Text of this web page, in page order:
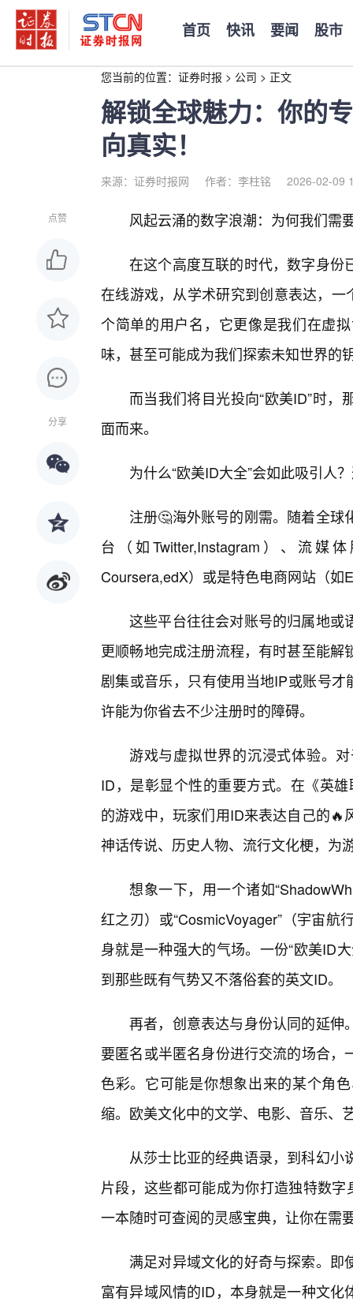
首页 快讯 要闻 股市
您当前的位置： 证券时报 > 公司 > 正文
解锁全球魅力：你的
向真实！
来源：证券时报网 作者：李柱铭 2026-02-09
点赞
分享
风起云涌的数字浪潮：为何我们需
在这个高度互联的时代，数字身份
在线游戏，从学术研究到创意表达，
个简单的用户名，它更像是我们在虚
味，甚至可能成为我们探索未知世界的
而当我们将目光投向“欧美ID”时
面而来。
为什么“欧美ID大全”会如此吸引人
注册🤔海外账号的刚需。随着全
台（如Twitter,Instagram）、流媒
Coursera,edX）或是特色电商网站（如
这些平台往往会对账号的归属地或
更顺畅地完成注册流程，有时甚至能
剧集或音乐，只有使用当地IP或账号
许能为你省去不少注册时的障碍。
游戏与虚拟世界的沉浸式体验。
ID，是彰显个性的重要方式。在《英
的游戏中，玩家们用ID来表达自己的
神话传说、历史人物、流行文化梗，为
想象一下，用一个诸如
红之刃）或“CosmicVoyager”（宇宙
身就是一种强大的气场。一份“欧美ID
到那些既有气势又不落俗套的英文ID。
再者，创意表达与身份认同的延伸
要匿名或半匿名身份进行交流的场合
色彩。它可能是你想象出来的某个角
缩。欧美文化中的文学、电影、音乐、
从莎士比亚的经典语录，到科幻
片段，这些都可能成为你打造独特数
一本随时可查阅的灵感宝典，让你在需
满足对异域文化的好奇与探索。
富有异域风情的ID，本身就是一种文